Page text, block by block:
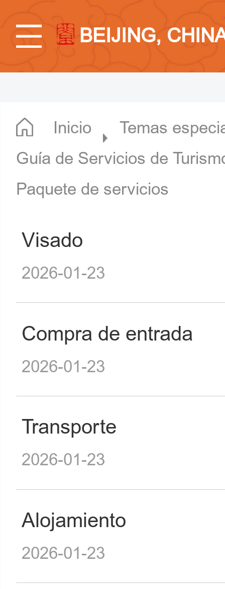
BEIJING,
Inicio
Temas
Guía de Servicios de
Paquete de servicios
Visado
2026-01-23
Compra de entrada
2026-01-23
Transporte
2026-01-23
Alojamiento
2026-01-23